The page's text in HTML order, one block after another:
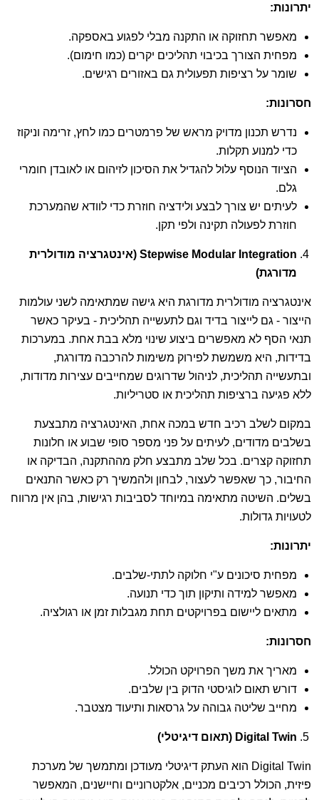
יתרונות:
מאפשר תחזוקה או התקנה מבלי לפגוע באספקה.
מפחית הצורך בכיבוי תהליכים יקרים (כמו חימום).
שומר על רציפות תפעולית גם באזורים רגישים.
חסרונות:
נדרש תכנון מדויק מראש של פרמטרים כמו לחץ, זרימה וניקוז
כדי למנוע תקלות.
הציוד הנוסף עלול להגדיל את הסיכון לזיהום או לאובדן חומרי
גלם.
לעיתים יש צורך לבצע ולידציה חוזרת כדי לוודא שהמערכת
חוזרת לפעולה תקינה ולפי תקן.
Stepwise Modular Integration
(אינטגרציה מודולרית
מדורגת)
אינטגרציה מודולרית מדורגת היא גישה שמתאימה לשני עולמות
הייצור - גם לייצור בדיד וגם לתעשייה תהליכית - בעיקר כאשר
תנאי הסף לא מאפשרים ביצוע שינוי מלא בבת אחת. במערכות
בדידות, היא משמשת לפירוק משימות להרכבה מדורגת,
ובתעשייה תהליכית, לניהול שדרוגים שמחייבים עצירות מדודות,
ללא פגיעה ברציפות תהליכית או סטריליות.
במקום לשלב רכיב חדש במכה אחת, האינטגרציה מתבצעת
בשלבים מדודים, לעיתים על פני מספר סופי שבוע או חלונות
תחזוקה קצרים. בכל שלב מתבצע חלק מההתקנה, הבדיקה או
החיבור, כך שאפשר לעצור, לבחון ולהמשיך רק כאשר התנאים
בשלים. השיטה מתאימה במיוחד לסביבות רגישות, בהן אין מרווח
לטעויות גדולות.
יתרונות:
מפחית סיכונים ע"י חלוקה לתתי-שלבים.
מאפשר למידה ותיקון תוך כדי תנועה.
מתאים ליישום בפרויקטים תחת מגבלות זמן או רגולציה.
חסרונות:
מאריך את משך הפרויקט הכולל.
דורש תאום לוגיסטי הדוק בין שלבים.
מחייב שליטה גבוהה על גרסאות ותיעוד מצטבר.
Digital Twin (תאום דיגיטלי)
Digital Twin הוא העתק דיגיטלי מעודכן ומתמשך של מערכת
פיזית, הכולל רכיבים מכניים, אלקטרוניים וחיישנים, המאפשר